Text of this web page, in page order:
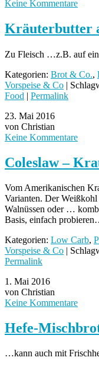
Keine Kommentare
Kräuterbutter
Zu Fleisch …z.B. auf
Kategorien: Brot & Co.,
Vorspeise & Co |
Food | Permalink
23. Mai 2016
von Christian
Keine Kommentare
Coleslaw –
Vom Amerikanischen
Varianten. Der
Walnüssen oder …
Basis, einfach
Kategorien: Low Carb,
Vorspeise & Co |
Permalink
1. Mai 2016
von Christian
Keine Kommentare
Hefe-
…kann auch mit